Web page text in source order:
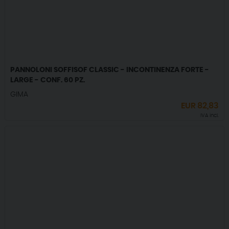
PANNOLONI SOFFISOF CLASSIC - INCONTINENZA FORTE -
LARGE - CONF. 60 PZ.
GIMA
EUR 82,83
IVA incl.